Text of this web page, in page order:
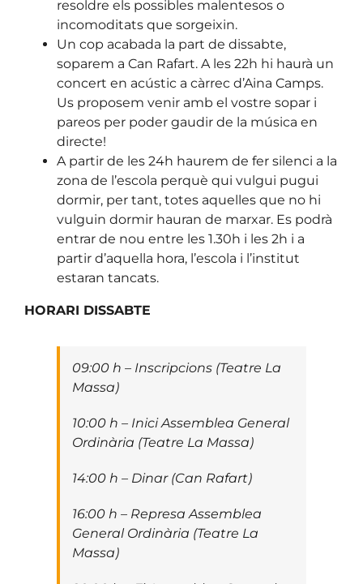
resoldre els possibles malentesos o
incomoditats que sorgeixin.
Un cop acabada la part de dissabte,
soparem a Can Rafart. A les 22h hi haurà un
concert en acústic a càrrec d’Aina Camps.
Us proposem venir amb el vostre sopar i
pareos per poder gaudir de la música en
directe!
A partir de les 24h haurem de fer silenci a la
zona de l’escola perquè qui vulgui pugui
dormir, per tant, totes aquelles que no hi
vulguin dormir hauran de marxar. Es podrà
entrar de nou entre les 1.30h i les 2h i a
partir d’aquella hora, l’escola i l’institut
estaran tancats.
HORARI DISSABTE
09:00 h – Inscripcions (Teatre La
Massa)
10:00 h – Inici Assemblea General
Ordinària (Teatre La Massa)
14:00 h – Dinar (Can Rafart)
16:00 h – Represa Assemblea
General Ordinària (Teatre La
Massa)